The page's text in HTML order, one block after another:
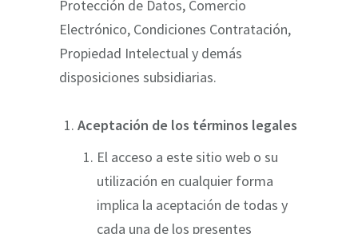
Protección de Datos, Comercio
Electrónico, Condiciones Contratación,
Propiedad Intelectual y demás
disposiciones subsidiarias.
Aceptación de los términos legales
El acceso a este sitio web o su
utilización en cualquier forma
implica la aceptación de todas y
cada una de los presentes